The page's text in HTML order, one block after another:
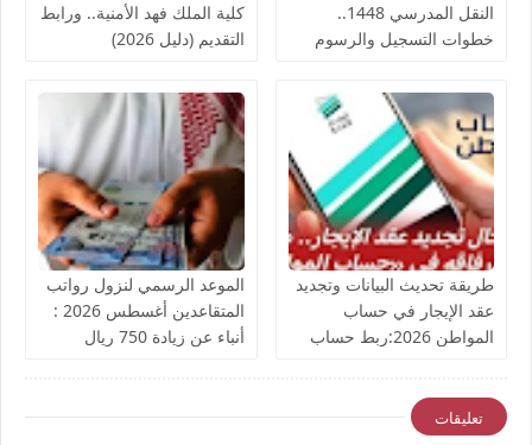
النقل المدرسي 1448..
خطوات التسجيل والرسوم
الباص
كلية الملك فهد الأمنية.. ورابط
التقديم (دليل 2026)
طريقة تحديث البيانات وتجديد
عقد الإيجار في حساب
المواطن 2026:ربط حساب
الموعد الرسمي لنزول رواتب
المتقاعدين أغسطس 2026 :
أنباء عن زيادة 750 ريال
تعليقات